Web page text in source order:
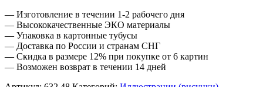
— Изготовление в течении 1-2 рабочего дня
— Высококачественные ЭКО материалы
— Упаковка в картонные тубусы
— Доставка по России и странам СНГ
— Скидка в размере 12% при покупке от 6 картин
— Возможен возврат в течении 14 дней